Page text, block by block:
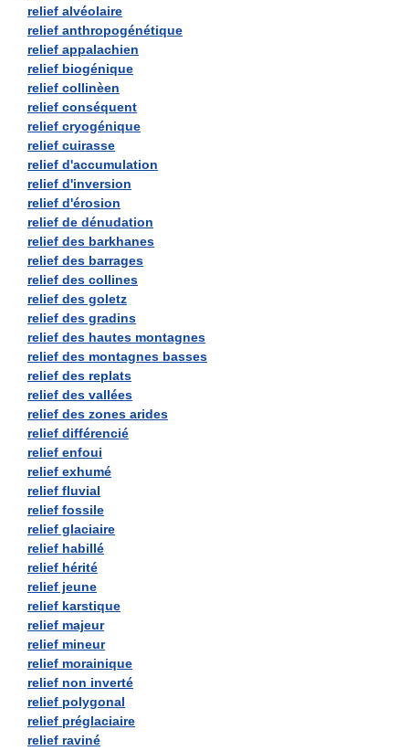
relief alvéolaire
relief anthropogénétique
relief appalachien
relief biogénique
relief collinèen
relief conséquent
relief cryogénique
relief cuirasse
relief d'accumulation
relief d'inversion
relief d'érosion
relief de dénudation
relief des barkhanes
relief des barrages
relief des collines
relief des goletz
relief des gradins
relief des hautes montagnes
relief des montagnes basses
relief des replats
relief des vallées
relief des zones arides
relief différencié
relief enfoui
relief exhumé
relief fluvial
relief fossile
relief glaciaire
relief habillé
relief hérité
relief jeune
relief karstique
relief majeur
relief mineur
relief morainique
relief non inverté
relief polygonal
relief préglaciaire
relief raviné